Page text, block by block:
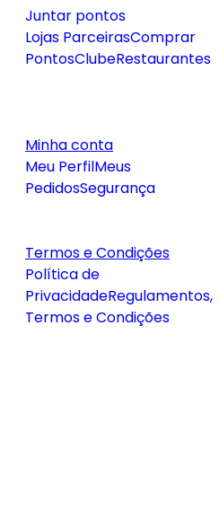
Juntar pontos
Lojas ParceirasComprar
PontosClubeRestaurantes
Minha conta
Meu PerfilMeus
PedidosSegurança
Termos e Condições
Política de
PrivacidadeRegulamentos,
Termos e Condições